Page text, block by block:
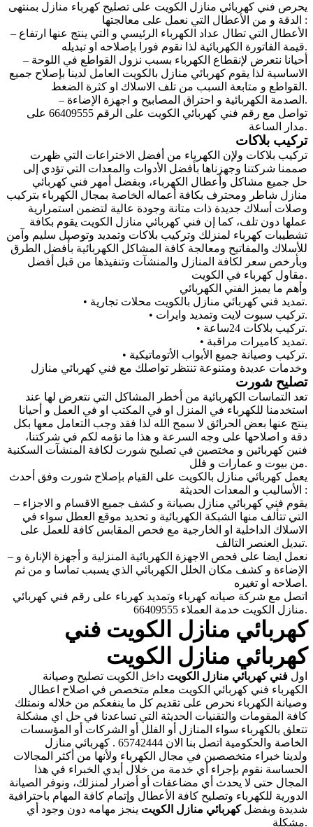
يحرص فني كهربائي منازل الكويت على تصليح كهرباء منازل بمنتهى
الدقة و من الأعطال التي نعمل على معالجتها :
– الأعطال التي تطال عداد الكهرباء الرئيسي و التي ينتج عنها ارتفاع
قيمة الفاتورة الكهربائية لذا نقوم فورا بإصلاحه او تبديله.
– أحيانا نتعرض لإنقطاع الكهرباء بسبب نزول القواطع في اللوحة
الاساسية لذا يقوم كهربائي منازل بالكويت العامل لدينا بإصلاح جميع
القواطع و متابعة السبب من تلف الاسلاك او كثرة الضغط.
– الصدمة الكهربائية و احتراق المصابيح و اجهزة الإضاءة.
تواصل مع رقم فني كهربائي
الكويت على الرقم 66409555 على
مدار الساعة.
تركيب بلاكات
تركيب بلاكات ولإن الكهرباء من أفضل الاختراعات التي ظهرت
صممنا شركتنا وجهزناها بأفضل الأدوات والمعدات التي تؤدي إلى
حل جميع مشاكل وأعطال الكهرباء، وبفضل أمهر فني كهربائي
منازل شاطر ومحترف بكافة أعماله الخاصة بمجال الكهرباء بتركيب
وصلات أسلاك جديدة ذات متانة وجودة عالية لتضمن استمرارية
عملها دون تلف، كما إن فني كهربائي منازل الكويت يقوم بكافة
تشطيبات كهرباء لمنزلك وتركيب بلاكات وتمديد وتوصيل سليم وآمن
للأسلاك والمفاتيح ومعالجة كافة المشاكل الكهربائية بأفضل الطرق
وبأرخص سعر لكافة المنازل والمنشآت وتنفيذها من قبل أفضل
مقاول كهرباء في الكويت.
وأهم ما يميز الفني الكهربائي
• تمديد فني كهربائي منازل بالكويت محلات تجارية.
•
تركيب سبوت لايتوتمديد وايرات.
• تركيب بلاكات 24ساعة.
• تمديد كاميرات مراقبة.
• تركيب وصيانة جميع الأبواب الأتوماتيكية.
وخدمات عديدة ومتنوعة تنتظر تواصلك مع فني كهربائي منازل
تصليح شورت
تعد التماسات الكهربائية من أخطر المشاكل التي نتعرض لها عند
استخدمنا للكهرباء في المنزل او في المكتب او في العمل و أحيانا
ينتج عنها بعض الحرائق لا سمح الله لذا فقد وجب التعامل معها بكل
دقة و اصلاحها على وجه السرعة و هذا ما نؤمه لكم في شركتنا،
فنين كهربائين و مختصين في تصليح شورت لكافة المنشآت السكنية
من بيوت و عمارات و فلل.
يعمل كهربائي منازل بالكويت على القيام بإصلاح شورت وفق أحدث
الأساليب و المعدات الحديثة :
– يقوم فني كهربائي منازل بصيانة و كشف جميع الاقسام و الاجزاء
التي تتألف منها الشبكة الكهربائية و تحديد موقع العطل سواء في
الاسلاك الداخلية او الخارجية مع فحص المقابس كافة للعمل على
تبديل العنصر التالف.
– نعمل ايضا على فحص الاجهزة الكهربائية المنزلية و أجهزة الإنارة و
الإضاءة و كشف مكان الخلل الكهربائي الذي يسبب تماسا و من ثم
اصلاحه او تغيره.
اتصل مع شركة صيانه كهرباء وتمديد كهرباء على رقم فني كهربائي
منازل الكويت خدمة العملاء 66409555.
كهربائي منازل الكويت فني
كهربائي منازل الكويت
اول فني كهربائي منازل الكويت داخل الكويت تصليح وصيانة
الكهرباء فني كهربائي الكويت معلم متخصص في اصلاح اعطال
وصيانة الكهرباء نحرص على تقديم كل ما ينفعكم من خلاله ونمتلك
كافة المقومات والتقنيات الحديثة التي تساعدنا في حل اي مشكلة
تتعلق بالكهرباء سواء المنازل أو الفلل أو الشركات أو المؤسسات
الخاصة والحكومية اتصل بنا الان 65742444 . كهربائي منازل
ولدينا خبراء متخصصين في مجال الكهرباء ولأنها من أكثر المجالات
الحساسة نقوم بإجراء أي خدمة من خلال أيدي الخبراء في هذا
المجال حتى لا يحدث أي مضاعفات أو أضرار لمنزلك، ونوفر الصيانة
الدورية للكهرباء وتصليح كافة الأعطال وإتمام كافة المهام باحترافية
شديدة وبفضلكهربائي منازل الكويت ينجز مهامه دون وجود أي
مشكلة.